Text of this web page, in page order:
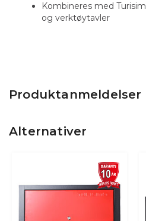
Produktanmeldelser
Alternativer
Kombineres med
og verktøytavler